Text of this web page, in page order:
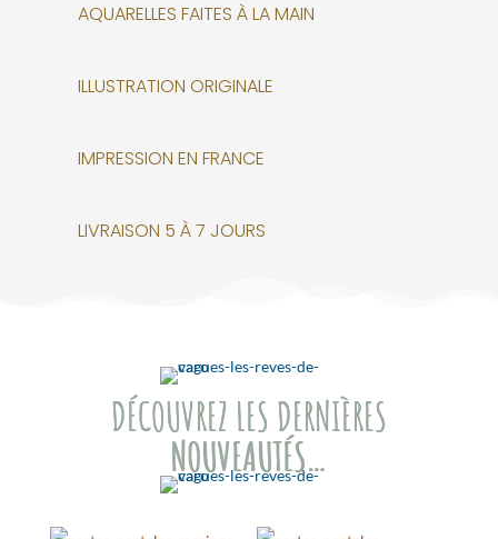
AQUARELLES FAITES À LA MAIN
ILLUSTRATION ORIGINALE
IMPRESSION EN FRANCE
LIVRAISON 5 À 7 JOURS
DÉCOUVREZ LES DERNIÈRES
NOUVEAUTÉS…